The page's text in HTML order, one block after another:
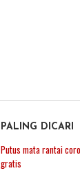
PALING DICARI
Putus mata rantai
gratis